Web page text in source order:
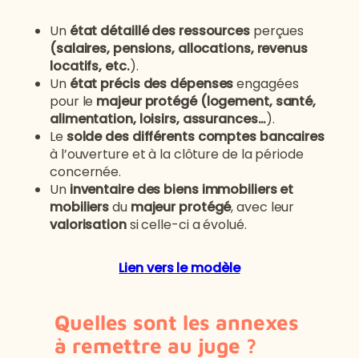
Un état détaillé des ressourcesperçues
(salaires, pensions, allocations, revenus
locatifs, etc.).
Un état précis des dépensesengagées
pour le majeur protégé (logement, santé,
alimentation, loisirs, assurances…).
Le solde des différents comptes bancaires
à l’ouverture et à la clôture de la période
concernée.
Un inventaire des biens immobiliers et
mobiliersdu majeur protégé, avec leur
valorisationsi celle-ci a évolué.
Lien vers le modèle
Quelles sont les annexes
à remettre au juge ?